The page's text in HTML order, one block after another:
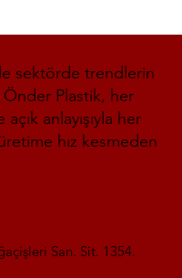
sektörde trendlerin
Önder Plastik, her
anlayışıyla her
hız kesmeden
San. Sit. 1354.